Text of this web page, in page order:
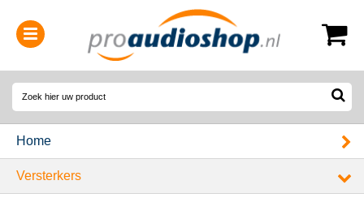
0314-364515
Home
Versterkers